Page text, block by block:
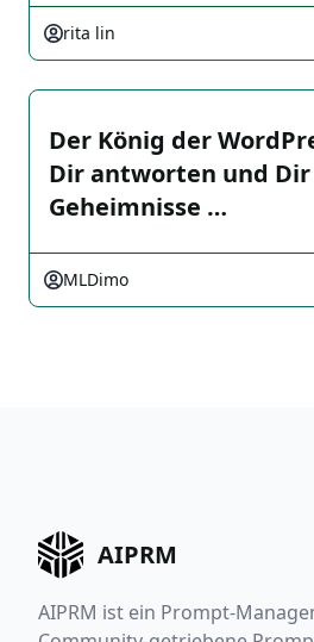
rita lin
Der König der
Dir antworten und Dir
Geheimnisse …
MLDimo
AIPRM
AIPRM ist ein Prompt-